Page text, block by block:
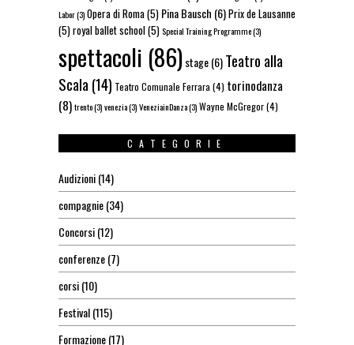
Labor(3)Opera di Roma(5) Pina Bausch (6)Prix de Lausanne
(5)royal ballet school(5)Special Training Programme(3)
spettacoli (86)stage(6)Teatro alla
Scala (14) Teatro Comunale Ferrara (4) torinodanza
(8)trento(3)venezia(3)VeneziainDanza(3)Wayne McGregor(4)
CATEGORIE
Audizioni(14)
compagnie(34)
Concorsi(12)
conferenze(7)
corsi(10)
Festival(115)
Formazione(17)